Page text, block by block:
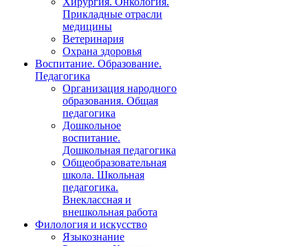
Прикладные отрасли
медицины
Ветеринария
Охрана здоровья
Воспитание. Образование.
Педагогика
Организация народного
образования. Общая
педагогика
Дошкольное
воспитание.
Дошкольная педагогика
Общеобразовательная
школа. Школьная
педагогика.
Внеклассная и
внешкольная работа
Филология и искусство
Языкознание